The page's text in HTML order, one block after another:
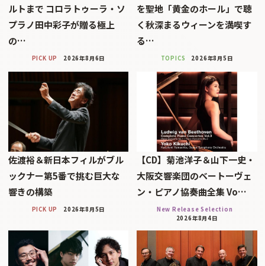
ルトまで コロラトゥーラ・ソ
プラノ田中彩子が贈る極上
の…
PICK UP 2026年8月6日
を聖地「黄金のホール」で聴
く秋深まるウィーンを満喫す
る…
TOPICS 2026年8月5日
佐渡裕＆新日本フィルがブル
ックナー第5番で挑む巨大な
響きの構築
PICK UP 2026年8月5日
【CD】菊池洋子＆山下一史・
大阪交響楽団のベートーヴェ
ン・ピアノ協奏曲全集 Vo…
New Release Selection
2026年8月4日